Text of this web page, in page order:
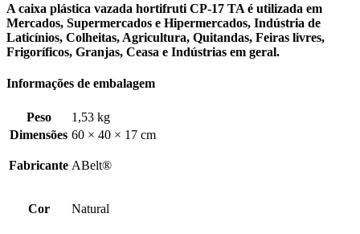
A caixa plástica vazada hortifruti CP-17 TA é utilizada em
Mercados, Supermercados e Hipermercados, Indústria de
Laticínios, Colheitas, Agricultura, Quitandas, Feiras livres,
Frigoríficos, Granjas, Ceasa e Indústrias em geral.
Informações de embalagem
Peso
1,53 kg
Dimensões 60 × 40 × 17 cm
Fabricante ABelt®
Cor Natural